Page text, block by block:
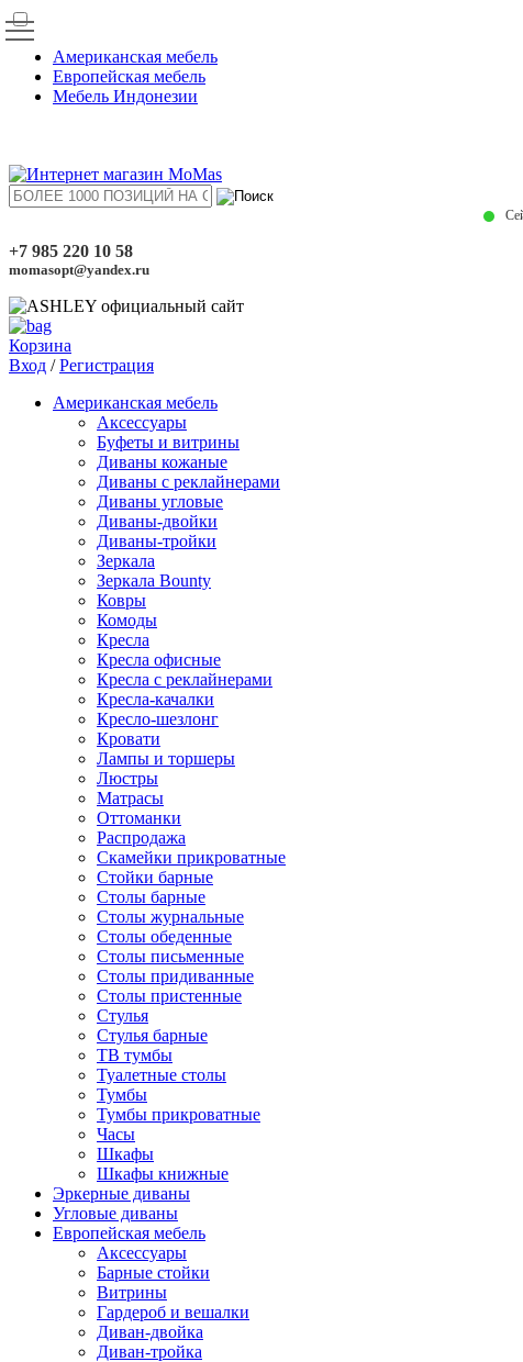
Американская мебель
Европейская мебель
Мебель Индонезии
+7 985 220 10 58
momasopt@yandex.ru
Корзина
Вход /Регистрация
Американская мебель
Аксессуары
Буфеты и витрины
Диваны кожаные
Диваны с реклайнерами
Диваны угловые
Диваны-двойки
Диваны-тройки
Зеркала
Зеркала Bounty
Ковры
Комоды
Кресла
Кресла офисные
Кресла с реклайнерами
Кресла-качалки
Кресло-шезлонг
Кровати
Лампы и торшеры
Люстры
Матрасы
Оттоманки
Распродажа
Скамейки прикроватные
Стойки барные
Столы барные
Столы журнальные
Столы обеденные
Столы письменные
Столы придиванные
Столы пристенные
Стулья
Стулья барные
ТВ тумбы
Туалетные столы
Тумбы
Тумбы прикроватные
Часы
Шкафы
Шкафы книжные
Эркерные диваны
Угловые диваны
Европейская мебель
Аксессуары
Барные стойки
Витрины
Гардероб и вешалки
Диван-двойка
Диван-тройка